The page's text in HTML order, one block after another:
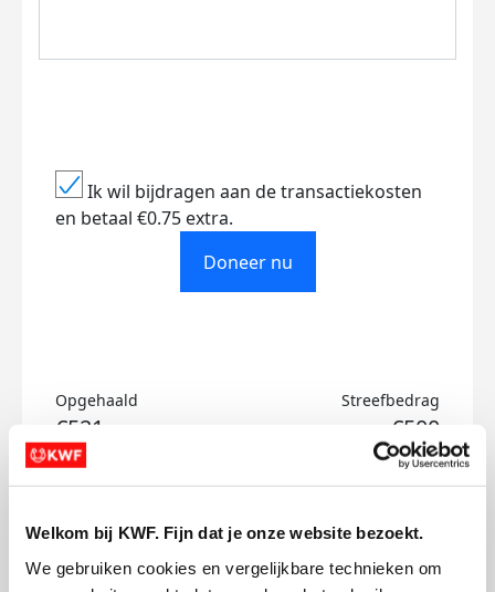
Welkom bij KWF. Fijn dat je onze website bezoekt.
We gebruiken cookies en vergelijkbare technieken om
Ik wil bijdragen aan de transactiekosten
en betaal €0.75 extra.
Doneer nu
Opgehaald
€521
Streefbedrag
€500
Doneer
Pip's badges